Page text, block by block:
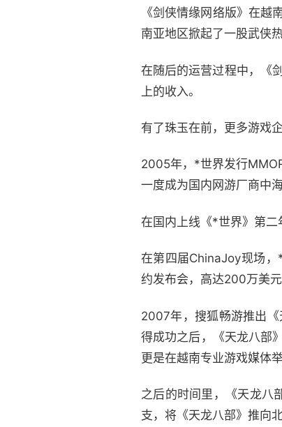
《剑侠情缘网络版》在
南亚地区掀起了一股武侠热
在随后的运营过程中，《
上的收入。
有了珠玉在前，更多游戏
2005年，*世界发行
一度成为国内网游厂商中
在国内上线《*世界》第二
在第四届ChinaJoy现场
约发布会，高达200万美
2007年，搜狐畅游推出
得成功之后，《天龙八部
更是在越南专业游戏媒体
之后的时间里，《天龙八
支，将《天龙八部》推向